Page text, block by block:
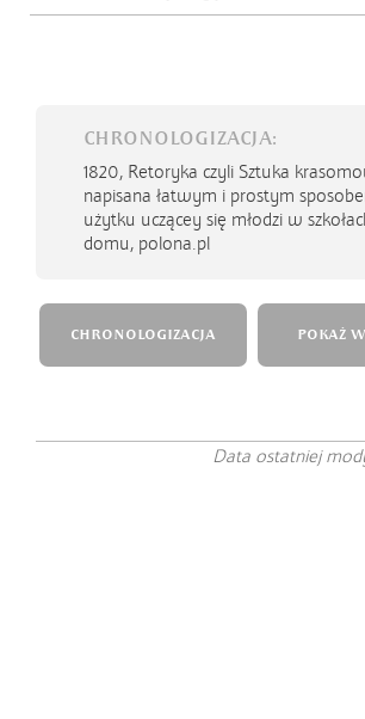
CHRONOLOGIZACJA:
1820, Retoryka czyli Sztuka
napisana łatwym i prostym
użytku uczącey się młodzi w
domu, polona.pl
CHRONOLOGIZACJA POKAŻ
Data ostatniej